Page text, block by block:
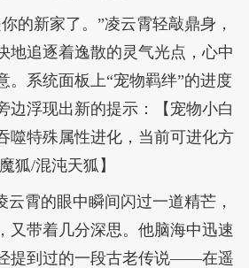
的新家了。”凌云霄轻敲鼎身，
地追逐着逸散的灵气光点，心中
。系统面板上“宠物羁绊”的进度
边浮现出新的提示：【宠物小白
噬特殊属性进化，当前可进化方
狐/混沌天狐】
云霄的眼中瞬间闪过一道精芒，
又带着几分深思。他脑海中迅速
提到过的一段古老传说——在遥